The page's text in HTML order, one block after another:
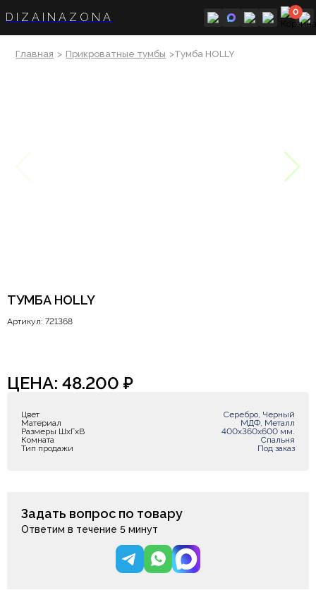
DIZAINAZONA 0
Главная > Прикроватные тумбы >Тумба HOLLY
ТУМБА HOLLY
Артикул: 721368
ЦЕНА: 48.200 ₽
Цвет
Серебро, Черный
Материал
МДФ, Металл
Размеры ШxГxВ
400х360х600 мм.
Комната
Спальня
Тип продажи
Под заказ
Задать вопрос по товару
Ответим в течение 5 минут